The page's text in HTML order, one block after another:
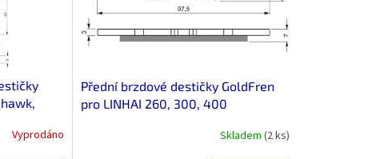
Vyprodáno
Přední brzdové destičky GoldFren
pro LINHAI 260, 300, 400
Skladem (2 ks)